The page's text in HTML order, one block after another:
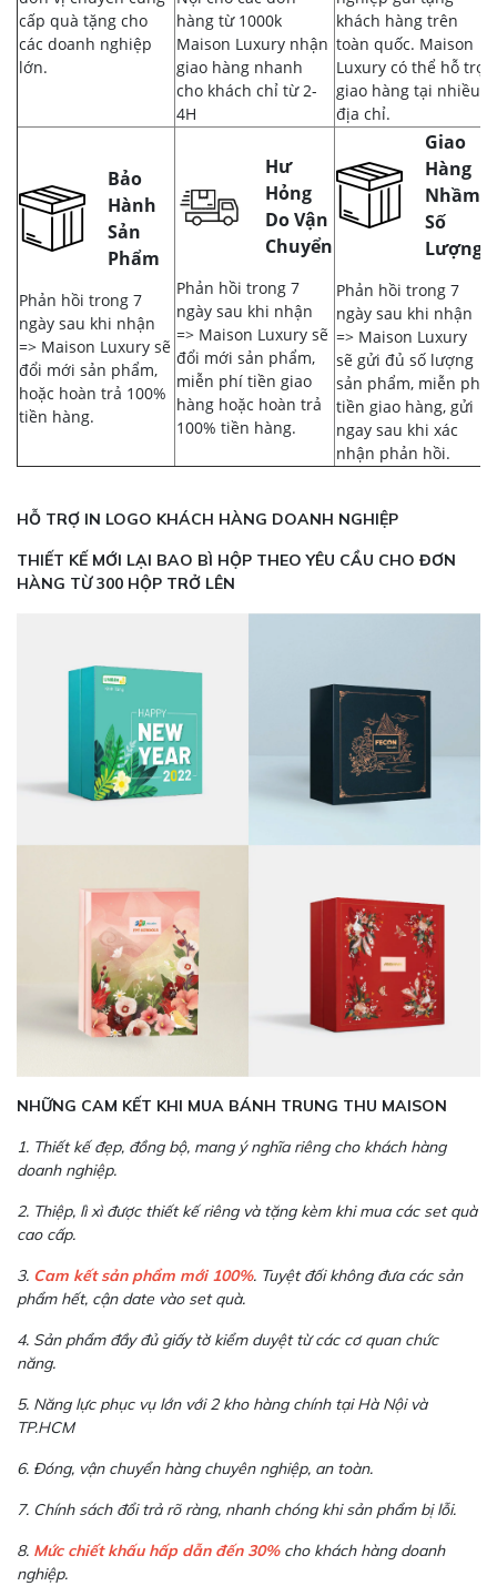
cấp quà tặng cho
các doanh nghiệp
lớn.
hàng từ 1000k
Maison Luxury nhận
giao hàng nhanh
cho khách chỉ từ 2-
4H
khách hàng trên
toàn quốc. Maison
Luxury có thể hỗ trợ
giao hàng tại nhiều
địa chỉ.
Bảo
Hành
Sản
Phẩm
Phản hồi trong 7
ngày sau khi nhận
=> Maison Luxury sẽ
đổi mới sản phẩm,
hoặc hoàn trả 100%
tiền hàng.
Hư
Hỏng
Do Vận
Chuyển
Phản hồi trong 7
ngày sau khi nhận
=> Maison Luxury sẽ
đổi mới sản phẩm,
miễn phí tiền giao
hàng hoặc hoàn trả
100% tiền hàng.
Giao
Hàng
Nhầm,
Số
Lượng
Phản hồi trong 7
ngày sau khi nhận
=> Maison Luxury
sẽ gửi đủ số lượng
sản phẩm, miễn phí
tiền giao hàng, gửi
ngay sau khi xác
nhận phản hồi.
HỖ TRỢ IN LOGO KHÁCH HÀNG DOANH NGHIỆP
THIẾT KẾ MỚI LẠI BAO BÌ HỘP THEO YÊU CẦU CHO ĐƠN
HÀNG TỪ 300 HỘP TRỞ LÊN
NHỮNG CAM KẾT KHI MUA BÁNH TRUNG THU MAISON
1. Thiết kế đẹp, đồng bộ, mang ý nghĩa riêng cho khách hàng
doanh nghiệp.
2. Thiệp, lì xì được thiết kế riêng và tặng kèm khi mua các set quà
cao cấp.
3. Cam kết sản phẩm mới 100%. Tuyệt đối không đưa các sản
phẩm hết, cận date vào set quà.
4. Sản phẩm đầy đủ giấy tờ kiểm duyệt từ các cơ quan chức
năng.
5. Năng lực phục vụ lớn với 2 kho hàng chính tại Hà Nội và
TP.HCM
6. Đóng, vận chuyển hàng chuyên nghiệp, an toàn.
7. Chính sách đổi trả rõ ràng, nhanh chóng khi sản phẩm bị lỗi.
8. Mức chiết khấu hấp dẫn đến 30%cho khách hàng doanh
nghiệp.